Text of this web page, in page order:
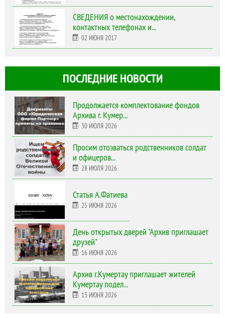
СВЕДЕНИЯ о местонахождении,
контактных телефонах и...
02 ИЮНЯ 2017
ПОСЛЕДНИЕ НОВОСТИ
Продолжается комплектование фондов
Архива г. Кумер...
30 ИЮЛЯ 2026
Просим отозваться родственников солдат
и офицеров...
28 ИЮЛЯ 2026
Статья А.Фатиева
25 ИЮНЯ 2026
День открытых дверей "Архив приглашает
друзей"
16 ИЮНЯ 2026
Архив г.Кумертау приглашает жителей
Кумертау подел...
13 ИЮНЯ 2026